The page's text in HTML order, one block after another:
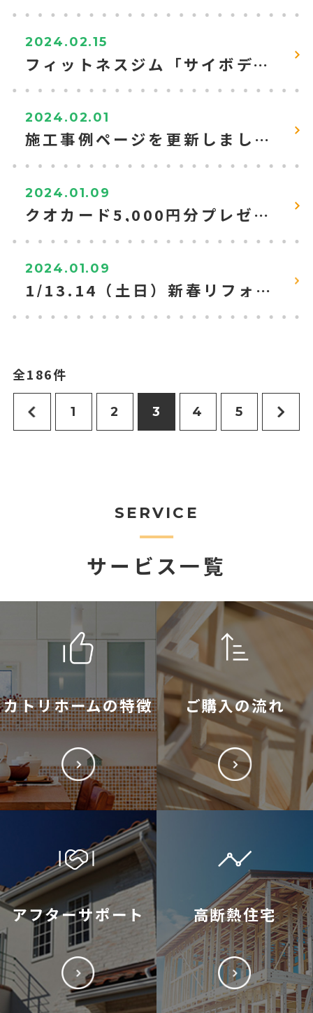
2024.02.15
フィットネスジム「サイボディ富士吉田店」の動画をアップしました。
2024.02.01
施工事例ページを更新しました。
2024.01.09
クオカード5,000円分プレゼントキャンペーン！【WEB来店予約＆見積で】
2024.01.09
1/13.14（土日）新春リフォーム相談会を開催（Qスタ富士吉田店）
全186件
1 2 3 4 5
SERVICE
サービス一覧
カトリホームの特徴 ご購入の流れ
アフターサポート 高断熱住宅